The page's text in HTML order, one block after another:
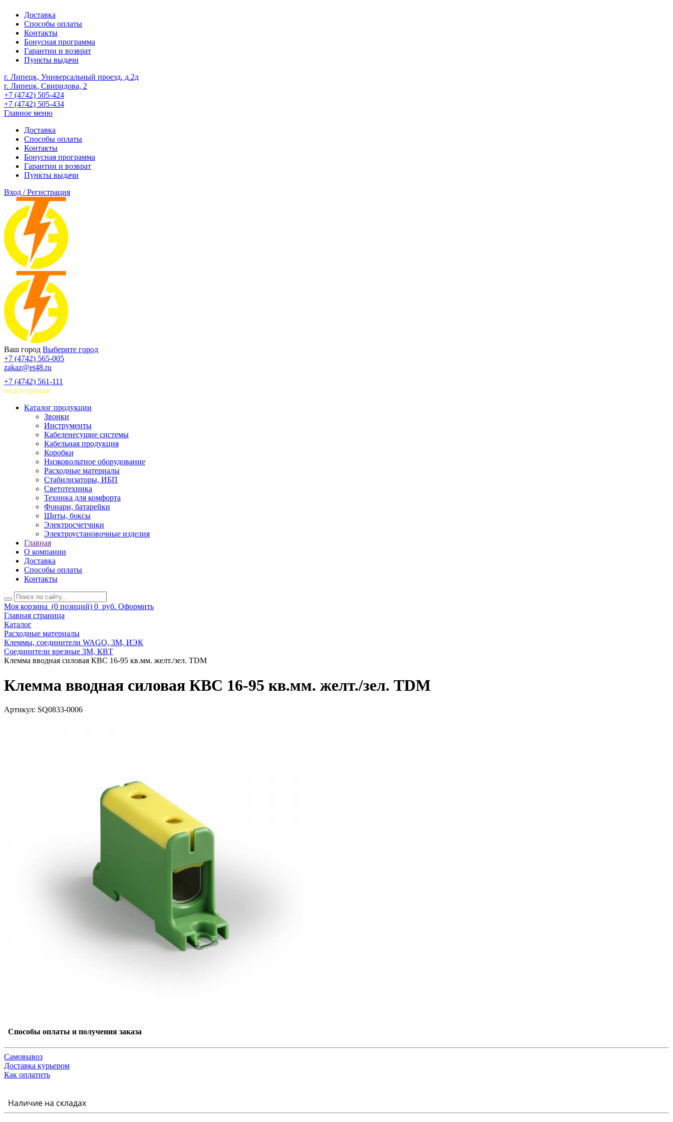
Доставка
Способы оплаты
Контакты
Бонусная программа
Гарантии и возврат
Пункты выдачи
г. Липецк, Универсальный проезд, д.2д
г. Липецк, Свиридова, 2
+7 (4742) 505-424
+7 (4742) 505-434
Главное меню
Доставка
Способы оплаты
Контакты
Бонусная программа
Гарантии и возврат
Пункты выдачи
Вход / Регистрация
Ваш город Выберите город
+7 (4742) 565-005
zakaz@et48.ru
+7 (4742) 561-111
отдел продаж
Каталог продукции
Звонки
Инструменты
Кабеленесущие системы
Кабельная продукция
Коробки
Низковольтное оборудование
Расходные материалы
Стабилизаторы, ИБП
Светотехника
Техника для комфорта
Фонари, батарейки
Щиты, боксы
Электросчетчики
Электроустановочные изделия
Главная
О компании
Доставка
Способы оплаты
Контакты
Моя корзина (0 позиций) 0 руб. Оформить
Главная страница
Каталог
Расходные материалы
Клеммы, соединители WAGO, 3M, ИЭК
Соединители врезные 3M, КВТ
Клемма вводная силовая КВС 16-95 кв.мм. желт./зел. TDM
Клемма вводная силовая КВС 16-95 кв.мм. желт./зел. TDM
Артикул: SQ0833-0006
Способы оплаты и получения заказа
Самовывоз
Доставка курьером
Как оплатить
Наличие на складах